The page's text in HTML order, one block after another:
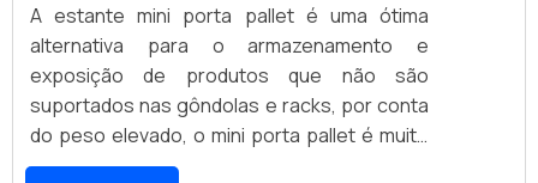
A estante mini porta pallet é uma ótima
alternativa para o armazenamento e
exposição de produtos que não são
suportados nas gôndolas e racks, por conta
do peso elevado, o mini porta pallet é muito
resistente, além de ter toda a força para que